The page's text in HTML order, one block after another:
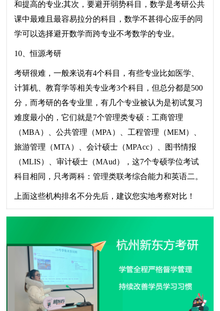
和提高的专业;其次，要避开弱势科目，数学是考研公共
课中最难且最容易拉分的科目，数学不甚得心应手的同
学可以选择避开数学而跨专业不考数学的专业。
10、恒源考研
考研很难，一般来说有4个科目，有些专业比如医学、
计算机、教育学等相关专业考3个科目，但总分都是500
分，而考研的各专业里，有几个专业被认为是初试复习
难度最小的，它们就是7个管理类专硕：工商管理
（MBA）、公共管理（MPA）、工程管理（MEM）、
旅游管理（MTA）、会计硕士（MPAcc）、图书情报
（MLIS）、审计硕士（MAud），这7个专硕学位考试
科目相同，只考两科：管理类联考综合能力和英语二。
上面这些机构排名不分先后，建议您实地考察对比！